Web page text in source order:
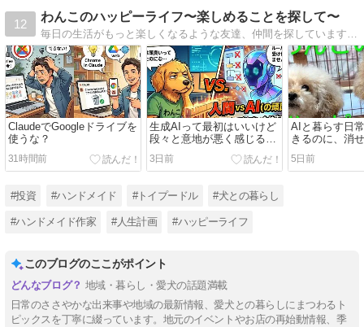
12
わんこのハッピーライフ〜楽しめることを探して〜
毎日の生活がもっと楽しくなるような友達、仲間を探しています♪主にトイプードルとガーデニングの事をかいています。
ClaudeでGoogleドライブを
使うな？
31時間前
生成AIって最初はいいけど
段々と意地が悪く感じるの
は私だけ？
3日前
AIと暮らす日
きるのに、消
5日前
#投資 #ハンドメイド #トイプードル #犬との暮らし
#ハンドメイド作家 #人生計画 #ハッピーライフ
このブログのここがポイント
地域・暮らし・愛犬の話題満載
日常のささやかな出来事や地域の最新情報、愛犬との暮らしにまつわるト
ピックスを丁寧に綴っています。地元のイベントやお店の再始動情報、季